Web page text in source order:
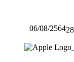
06/08/2564